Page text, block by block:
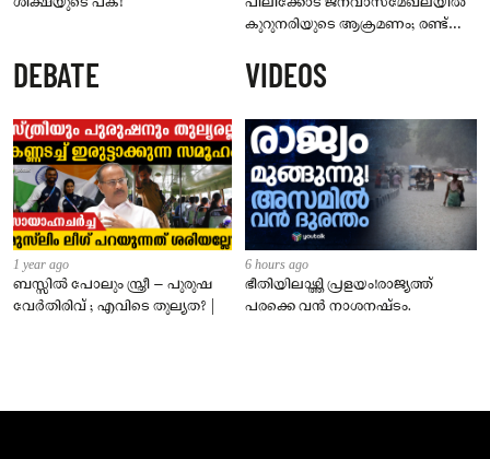
കുറുനരിയുടെ ആക്രമണം; രണ്ട്
നിർദേശം നൽകി പഞ്ചായത്ത്
DEBATE
1 year ago
ബസ്സിൽ പോലും സ്ത്രീ – പുരുഷ
വേർതിരിവ് ; എവിടെ തുല്യത? |
VIDEOS
6 hours ago
ഭീതിയിലാഴ്ത്തി പ്രളയം!രാജ്യത്ത്
പരക്കെ വൻ നാശനഷ്ടം.